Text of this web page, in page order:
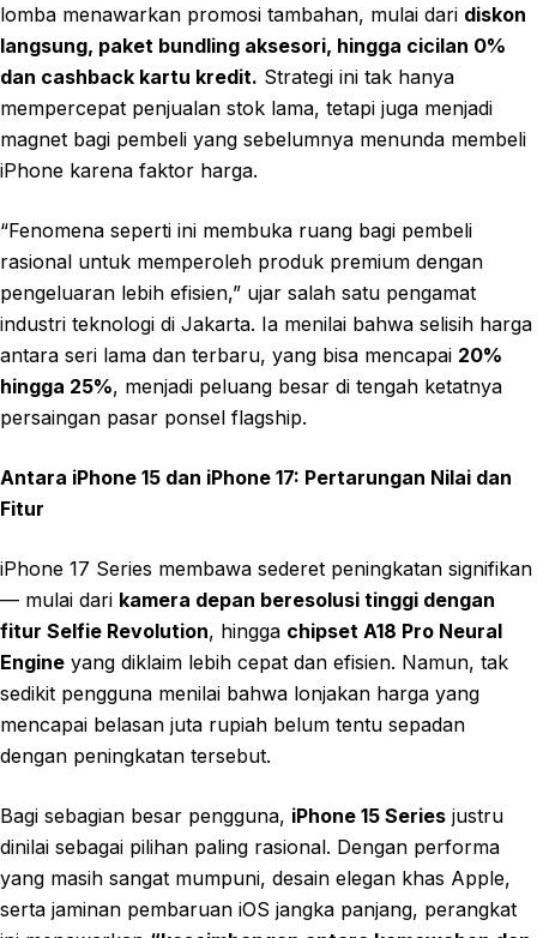
lomba menawarkan promosi tambahan, mulai dari diskon
langsung, paket bundling aksesori, hingga cicilan 0%
dan cashback kartu kredit. Strategi ini tak hanya
mempercepat penjualan stok lama, tetapi juga menjadi
magnet bagi pembeli yang sebelumnya menunda membeli
iPhone karena faktor harga.
“Fenomena seperti ini membuka ruang bagi pembeli
rasional untuk memperoleh produk premium dengan
pengeluaran lebih efisien,” ujar salah satu pengamat
industri teknologi di Jakarta. Ia menilai bahwa selisih harga
antara seri lama dan terbaru, yang bisa mencapai 20%
hingga 25%, menjadi peluang besar di tengah ketatnya
persaingan pasar ponsel flagship.
Antara iPhone 15 dan iPhone 17: Pertarungan Nilai dan
Fitur
iPhone 17 Series membawa sederet peningkatan signifikan
— mulai dari kamera depan beresolusi tinggi dengan
fitur Selfie Revolution, hingga chipset A18 Pro Neural
Engine yang diklaim lebih cepat dan efisien. Namun, tak
sedikit pengguna menilai bahwa lonjakan harga yang
mencapai belasan juta rupiah belum tentu sepadan
dengan peningkatan tersebut.
Bagi sebagian besar pengguna, iPhone 15 Series justru
dinilai sebagai pilihan paling rasional. Dengan performa
yang masih sangat mumpuni, desain elegan khas Apple,
serta jaminan pembaruan iOS jangka panjang, perangkat